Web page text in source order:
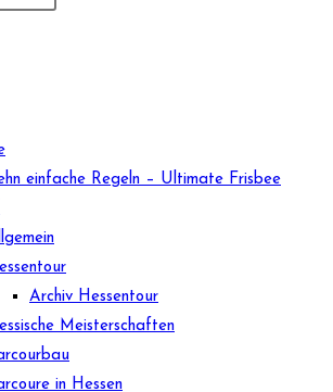
einfache Regeln – Ultimate Frisbee
Archiv Hessentour
Meisterschaften
in Hessen